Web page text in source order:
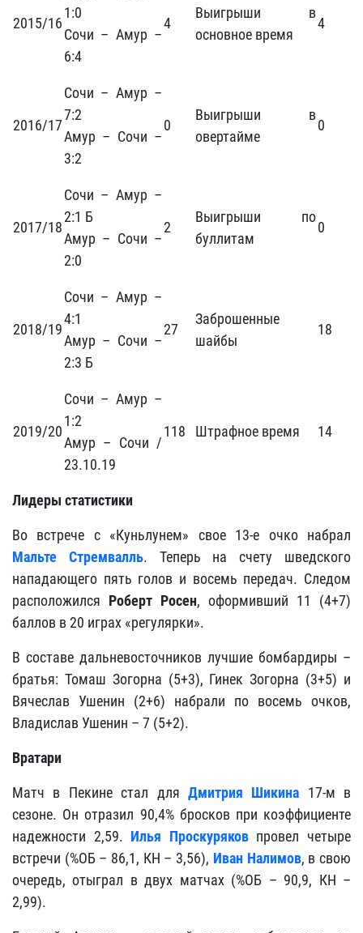
2015/16
1:0
Сочи – Амур –
6:4
4
Выигрыши в
основное время
4
2016/17
Сочи – Амур –
7:2
Амур – Сочи –
3:2
0
Выигрыши в
овертайме
0
2017/18
Сочи – Амур –
2:1 Б
Амур – Сочи –
2:0
2
Выигрыши по
буллитам
0
2018/19
Сочи – Амур –
4:1
Амур – Сочи –
2:3 Б
27
Заброшенные
шайбы
18
2019/20
Сочи – Амур –
1:2
Амур – Сочи /
23.10.19
118 Штрафное время 14
Лидеры статистики
Во встрече с «Куньлунем» свое 13-е очко набрал
Мальте Стремвалль. Теперь на счету шведского
нападающего пять голов и восемь передач. Следом
расположился Роберт Росен, оформивший 11 (4+7)
баллов в 20 играх «регулярки».
В составе дальневосточников лучшие бомбардиры –
братья: Томаш Зогорна (5+3), Гинек Зогорна (3+5) и
Вячеслав Ушенин (2+6) набрали по восемь очков,
Владислав Ушенин – 7 (5+2).
Вратари
Матч в Пекине стал для Дмитрия Шикина 17-м в
сезоне. Он отразил 90,4% бросков при коэффициенте
надежности 2,59. Илья Проскуряковпровел четыре
встречи (%ОБ – 86,1, КН – 3,56), Иван Налимов, в свою
очередь, отыграл в двух матчах (%ОБ – 90,9, КН –
2,99).